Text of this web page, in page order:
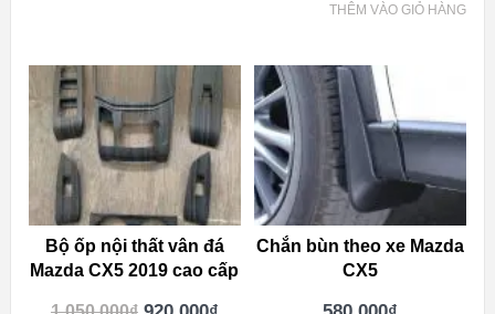
THÊM VÀO GIỎ HÀNG
Bộ ốp nội thất vân đá
Mazda CX5 2019 cao cấp
Chắn bùn theo xe Mazda
CX5